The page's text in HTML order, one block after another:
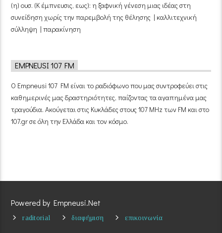
(η) ουσ. (Κ έμπνευσις, εως): η ξαφνική γένεση μιας ιδέας στη
συνείδηση χωρίς την παρεμβολή της θέλησης | καλλιτεχνική
σύλληψη | παρακίνηση
EMPNEUSI 107 FM
Ο Empneusi 107 FM είναι το ραδιόφωνο που μας συντροφεύει στις
καθημερινές μας δραστηριότητες, παίζοντας τα αγαπημένα μας
τραγούδια. Ακούγεται στις Κυκλάδες στους 107 MHz των FM και στο
107.gr σε όλη την Ελλάδα και τον κόσμο.
Powered by Empneusi.Net
raditorial διαφήμιση επικοινωνία